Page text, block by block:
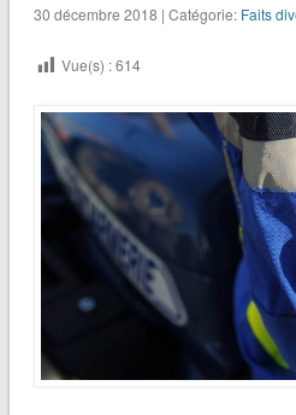
30 décembre 2018 | Catégorie: Faits
Vue(s) :614